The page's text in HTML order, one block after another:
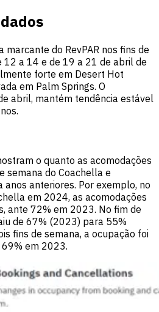
marcante do RevPAR nos fins de
12 a 14 e de 19 a 21 de abril de
forte em Desert Hot
em Palm Springs. O
abril, mantém tendência estável
o quanto as acomodações
semana do Coachella e
anos anteriores. Por exemplo, no
em 2024, as acomodações
ante 72% em 2023. No fim de
de 67% (2023) para 55%
fins de semana, a ocupação foi
em 2023.